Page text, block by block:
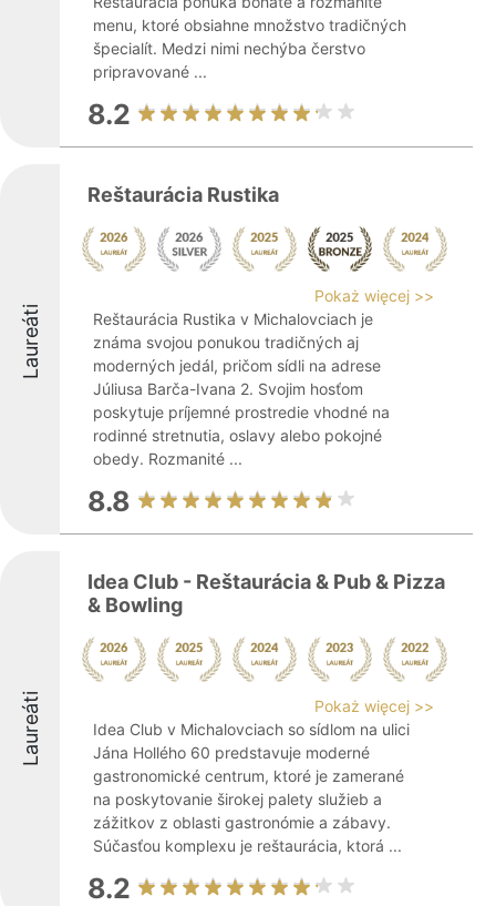
menu, ktoré obsiahne množstvo tradičných
špecialít. Medzi nimi nechýba čerstvo
pripravované ...
8.2
Laureáti
Reštaurácia Rustika
Pokaż więcej >>
Reštaurácia Rustika v Michalovciach je
známa svojou ponukou tradičných aj
moderných jedál, pričom sídli na adrese
Júliusa Barča-Ivana 2. Svojim hosťom
poskytuje príjemné prostredie vhodné na
rodinné stretnutia, oslavy alebo pokojné
obedy. Rozmanité ...
8.8
Laureáti
Idea Club - Reštaurácia & Pub & Pizza
& Bowling
Pokaż więcej >>
Idea Club v Michalovciach so sídlom na ulici
Jána Hollého 60 predstavuje moderné
gastronomické centrum, ktoré je zamerané
na poskytovanie širokej palety služieb a
zážitkov z oblasti gastronómie a zábavy.
Súčasťou komplexu je reštaurácia, ktorá ...
8.2